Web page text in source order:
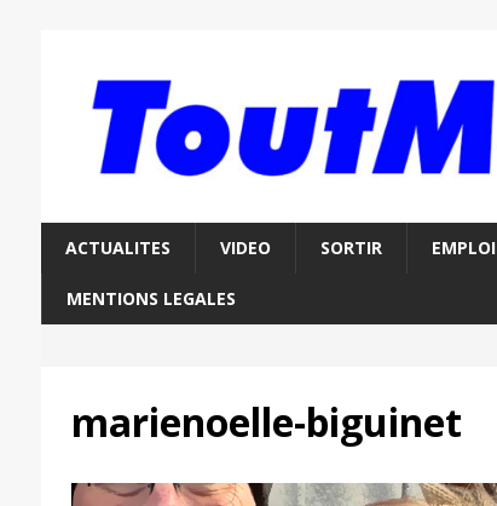
ACTUALITES VIDEO SORTIR EMPLOI
MENTIONS LEGALES
marienoelle-biguinet